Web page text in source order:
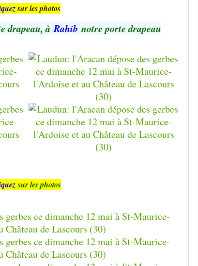
sur les photos
drapeau, àRahib notre porte drapeau
sur les photos